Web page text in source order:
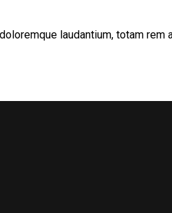
laudantium, totam